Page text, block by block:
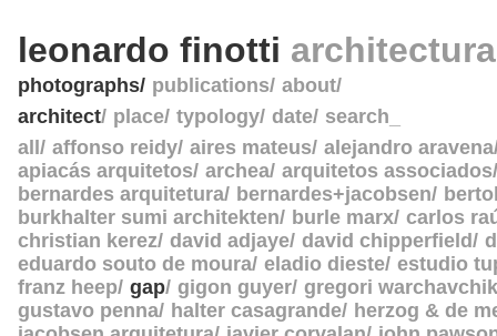
leonardo finotti
photographs publications about
architect place typology date search_
all
affonso reidy aires mateus alejandro aravena
apiacás arquitetos archea arquitetos associados
bernardes arquitetura
bernardes+jacobsen
burkhalter sumi architekten
burle marx carlos
christian kerez david adjaye david chipperfield
eduardo souto de moura eladio dieste estudio
franz heep gap gigon guyer gregori warchavchik
gustavo penna
halter casagrande
herzog & de